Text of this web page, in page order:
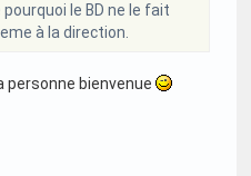
le BD ne le fait
à la direction.
personne bienvenue